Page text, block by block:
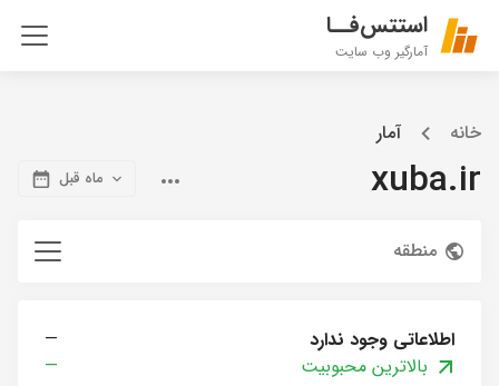
استتس‌فــا
آمارگیر وب سایت
خانه آمار
xuba.ir ماه قبل
منطقه
اطلاعاتی وجود ندارد
—
بالاترین محبوبیت
—